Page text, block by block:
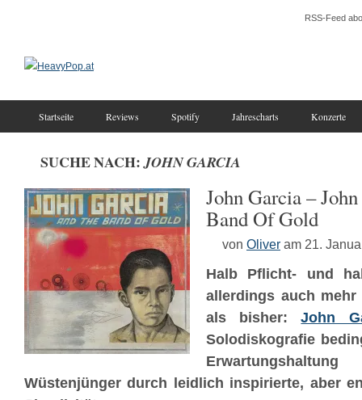
RSS-Feed
Startseite Reviews Spotify Jahrescharts Konzerte
SUCHE NACH:JOHN GARCIA
John Garcia –
Band Of Gold
von Oliver am 21.
Halb Pflicht- und
allerdings auch
als bisher:John
Solodiskografie
Wüstenjünger durch leidlich inspirierte, aber